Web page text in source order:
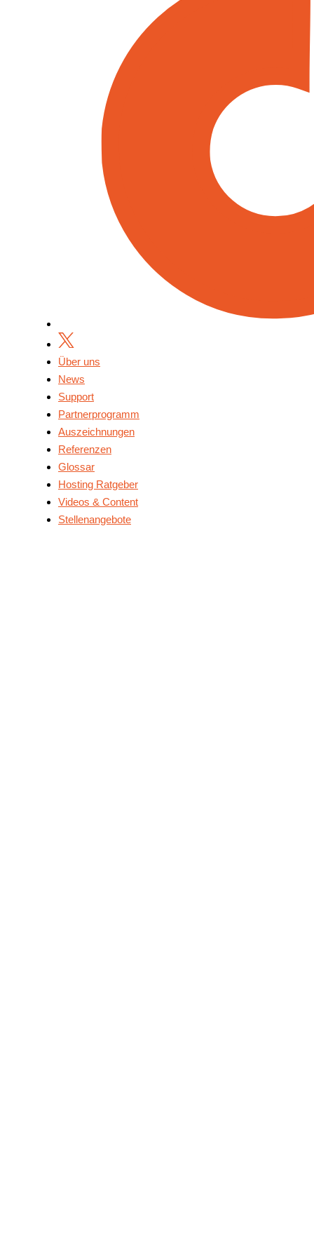
Über uns
News
Support
Partnerprogramm
Auszeichnungen
Referenzen
Glossar
Hosting Ratgeber
Videos & Content
Stellenangebote